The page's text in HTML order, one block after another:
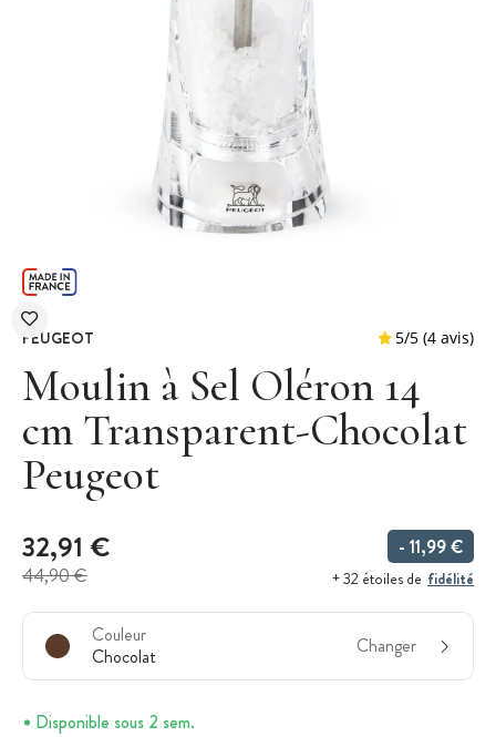
PEUGEOT
Moulin à Sel Oléron 14
cm Transparent-Chocolat
Peugeot
32,91 €
44,90 €
- 11,99 €
+ 32 étoiles de fidélité
Couleur
Chocolat
Changer
Disponible sous 2 sem.